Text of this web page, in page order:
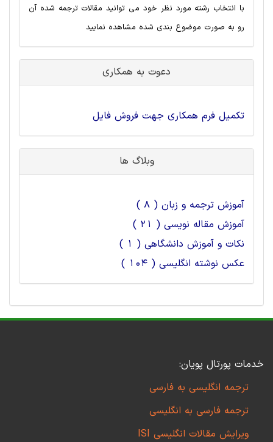
با انتخاب رشته مورد نظر خود می توانید مقالات ترجمه شده آن
رو به صورت موضوع بندی شده مشاهده نمایید
دعوت به همکاری
تکمیل فرم همکاری جهت فروش فایل
وبلاگ ها
آموزش ترجمه و زبان ( 8 )
آموزش مقاله نویسی ( 21 )
نکات و آموزش دانشگاهی ( 1 )
عکس نوشته انگلیسی ( 104 )
خدمات پورتال پویان:
ترجمه انگلیسی به فارسی
ترجمه فارسی به انگلیسی
ویرایش مقالات انگلیسی ISI